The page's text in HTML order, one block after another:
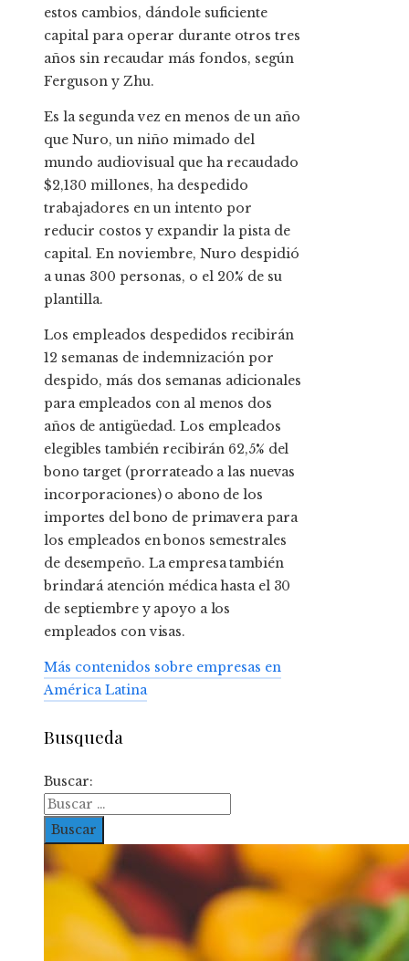
estos cambios, dándole suficiente
capital para operar durante otros tres
años sin recaudar más fondos, según
Ferguson y Zhu.
Es la segunda vez en menos de un año
que Nuro, un niño mimado del
mundo audiovisual que ha recaudado
$2,130 millones, ha despedido
trabajadores en un intento por
reducir costos y expandir la pista de
capital. En noviembre, Nuro despidió
a unas 300 personas, o el 20% de su
plantilla.
Los empleados despedidos recibirán
12 semanas de indemnización por
despido, más dos semanas adicionales
para empleados con al menos dos
años de antigüedad. Los empleados
elegibles también recibirán 62,5% del
bono target (prorrateado a las nuevas
incorporaciones) o abono de los
importes del bono de primavera para
los empleados en bonos semestrales
de desempeño. La empresa también
brindará atención médica hasta el 30
de septiembre y apoyo a los
empleados con visas.
Más contenidos sobre empresas en
América Latina
Busqueda
Buscar: